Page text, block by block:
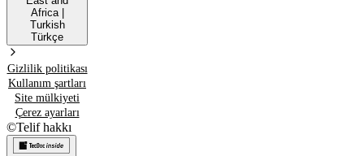
Africa|
Turkish
Türkçe
Gizlilik politikası
Kullanım şartları
Site mülkiyeti
Çerez ayarları
©Telif hakkı